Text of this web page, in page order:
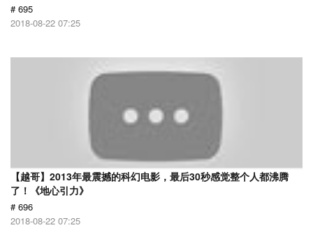
# 695
2018-08-22 07:25
【越哥】2013年最震撼的科幻电影，最后30秒感觉整个人都沸腾
了！《地心引力》
# 696
2018-08-22 07:25